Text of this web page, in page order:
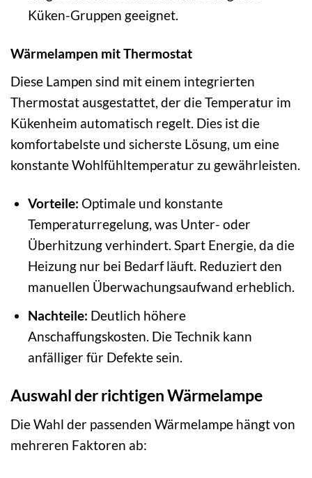
Küken-Gruppen geeignet.
Wärmelampen mit Thermostat
Diese Lampen sind mit einem integrierten
Thermostat ausgestattet, der die Temperatur im
Kükenheim automatisch regelt. Dies ist die
komfortabelste und sicherste Lösung, um eine
konstante Wohlfühltemperatur zu gewährleisten.
Vorteile: Optimale und konstante
Temperaturregelung, was Unter- oder
Überhitzung verhindert. Spart Energie, da die
Heizung nur bei Bedarf läuft. Reduziert den
manuellen Überwachungsaufwand erheblich.
Nachteile: Deutlich höhere
Anschaffungskosten. Die Technik kann
anfälliger für Defekte sein.
Auswahl der richtigen Wärmelampe
Die Wahl der passenden Wärmelampe hängt von
mehreren Faktoren ab: